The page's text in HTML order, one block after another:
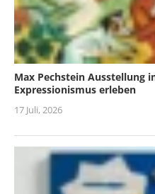
Max Pechstein Ausstellung
Expressionismus erleben
17 Juli, 2026